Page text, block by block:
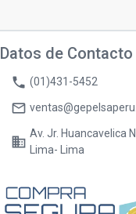
Datos de Contacto
phone (01)431-5452
mail_outline
business
Av. Jr. Huancavelica
Lima- Lima